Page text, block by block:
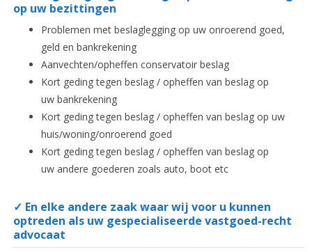
op uw bezittingen
Problemen met beslaglegging op uw onroerend goed,
geld en bankrekening
Aanvechten/opheffen conservatoir beslag
Kort geding tegen beslag / opheffen van beslag op
uw bankrekening
Kort geding tegen beslag / opheffen van beslag op uw
huis/woning/onroerend goed
Kort geding tegen beslag / opheffen van beslag op
uw andere goederen zoals auto, boot etc
✓ En elke andere zaak waar wij voor u kunnen
optreden als uw gespecialiseerde vastgoed-recht
advocaat